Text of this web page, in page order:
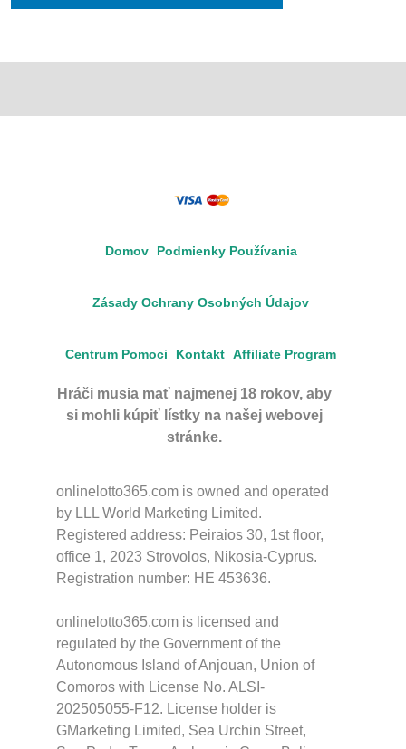
Domov Podmienky Používania
Zásady Ochrany Osobných Údajov
Centrum Pomoci Kontakt Affiliate Program
Hráči musia mať najmenej 18 rokov, aby
si mohli kúpiť lístky na našej webovej
stránke.
onlinelotto365.com is owned and operated
by LLL World Marketing Limited.
Registered address: Peiraios 30, 1st floor,
office 1, 2023 Strovolos, Nikosia-Cyprus.
Registration number: HE 453636.
onlinelotto365.com is licensed and
regulated by the Government of the
Autonomous Island of Anjouan, Union of
Comoros with License No. ALSI-
202505055-F12. License holder is
GMarketing Limited, Sea Urchin Street,